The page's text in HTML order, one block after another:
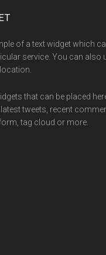
of a text widget which
service. You can also
that can be placed
tweets, recent
tag cloud or more.